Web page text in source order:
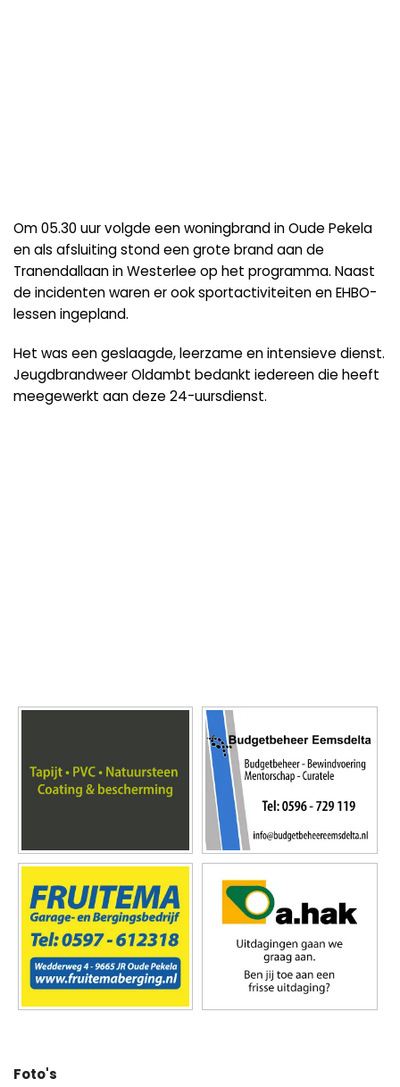
Om 05.30 uur volgde een woningbrand in Oude Pekela
en als afsluiting stond een grote brand aan de
Tranendallaan in Westerlee op het programma. Naast
de incidenten waren er ook sportactiviteiten en EHBO-
lessen ingepland.
Het was een geslaagde, leerzame en intensieve dienst.
Jeugdbrandweer Oldambt bedankt iedereen die heeft
meegewerkt aan deze 24-uursdienst.
Foto's